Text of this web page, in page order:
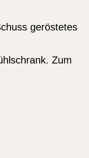
geröstetes
Zum